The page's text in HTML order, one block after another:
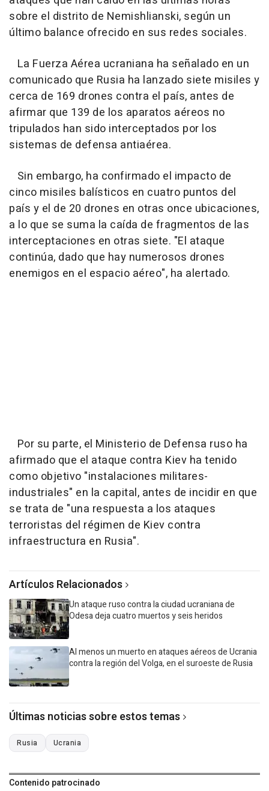
sobre el distrito de Nemishlianski, según un
último balance ofrecido en sus redes sociales.
La Fuerza Aérea ucraniana ha señalado en un
comunicado que Rusia ha lanzado siete misiles y
cerca de 169 drones contra el país, antes de
afirmar que 139 de los aparatos aéreos no
tripulados han sido interceptados por los
sistemas de defensa antiaérea.
Sin embargo, ha confirmado el impacto de
cinco misiles balísticos en cuatro puntos del
país y el de 20 drones en otras once ubicaciones,
a lo que se suma la caída de fragmentos de las
interceptaciones en otras siete. "El ataque
continúa, dado que hay numerosos drones
enemigos en el espacio aéreo", ha alertado.
Por su parte, el Ministerio de Defensa ruso ha
afirmado que el ataque contra Kiev ha tenido
como objetivo "instalaciones militares-
industriales" en la capital, antes de incidir en que
se trata de "una respuesta a los ataques
terroristas del régimen de Kiev contra
infraestructura en Rusia".
Artículos Relacionados
Un ataque ruso contra la ciudad ucraniana de
Odesa deja cuatro muertos y seis heridos
Al menos un muerto en ataques aéreos de Ucrania
contra la región del Volga, en el suroeste de Rusia
Últimas noticias sobre estos temas
Rusia Ucrania
Contenido patrocinado